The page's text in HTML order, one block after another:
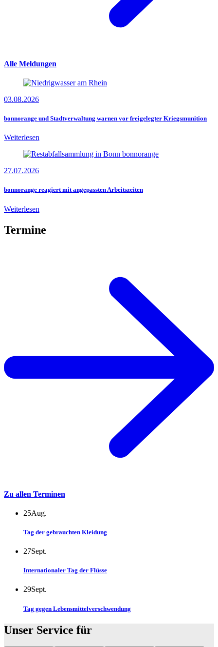
Alle Meldungen
03.08.2026
bonnorange und Stadtverwaltung warnen vor freigelegter Kriegsmunition
Weiterlesen
27.07.2026
bonnorange reagiert mit angepassten Arbeitszeiten
Weiterlesen
Termine
Zu allen Terminen
25Aug.
Tag der gebrauchten Kleidung
27Sept.
Internationaler Tag der Flüsse
29Sept.
Tag gegen Lebensmittelverschwendung
Unser Service für